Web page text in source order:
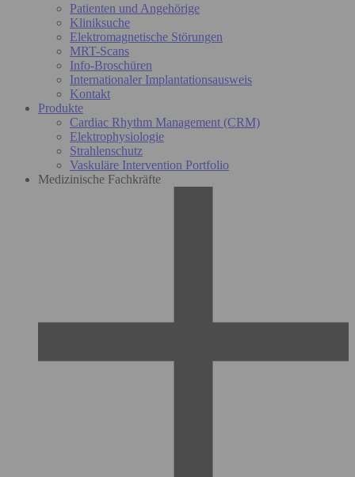
Patienten und Angehörige
Kliniksuche
Elektromagnetische Störungen
MRT-Scans
Info-Broschüren
Internationaler Implantationsausweis
Kontakt
Produkte
Cardiac Rhythm Management (CRM)
Elektrophysiologie
Strahlenschutz
Vaskuläre Intervention Portfolio
Medizinische Fachkräfte